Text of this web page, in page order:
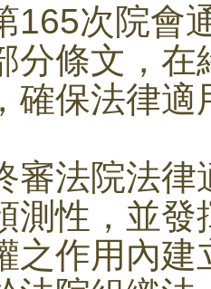
165次院會
分條文，
確保法律
審法院法
測性，並發
之作用內